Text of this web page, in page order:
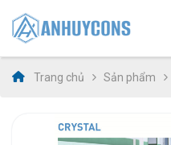
Trang chủ Sản phẩm